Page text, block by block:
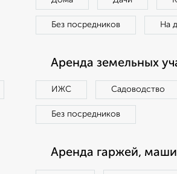
Без посредников На
Аренда земельных
ИЖС Садоводство
Без посредников
Аренда гаржей,